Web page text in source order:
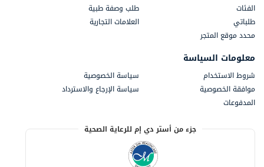
الفئات
طلب وصفة طبية
طلباتي
العلامات التجارية
محدد موقع المتجر
معلومات السياسة
شروط الاستخدام
سياسة الخصوصية
موافقة الخصوصية
سياسة الإرجاع والاسترداد
المدفوعات
جزء من أستر دي إم للرعاية الصحية